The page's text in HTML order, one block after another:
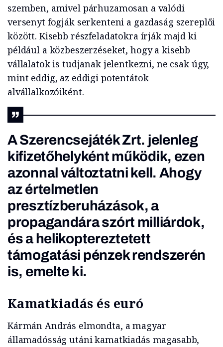
szemben, amivel párhuzamosan a valódi
versenyt fogják serkenteni a gazdaság szereplői
között. Kisebb részfeladatokra írják majd ki
például a közbeszerzéseket, hogy a kisebb
vállalatok is tudjanak jelentkezni, ne csak úgy,
mint eddig, az eddigi potentátok
alvállalkozóiként.
A Szerencsejáték Zrt. jelenleg
kifizetőhelyként működik, ezen
azonnal változtatni kell. Ahogy
az értelmetlen
presztízberuházások, a
propagandára szórt milliárdok,
és a helikoptereztetett
támogatási pénzek rendszerén
is, emelte ki.
Kamatkiadás és euró
Kármán András elmondta, a magyar
államadósság utáni kamatkiadás magasabb,